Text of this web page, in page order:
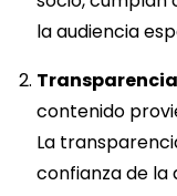
la audiencia
contenido
La
confianza de la